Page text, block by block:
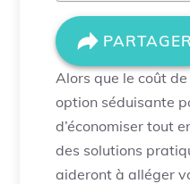
PARTAGER
Alors que le coût
option séduisante
d’économiser tout
des solutions
aideront à alléger